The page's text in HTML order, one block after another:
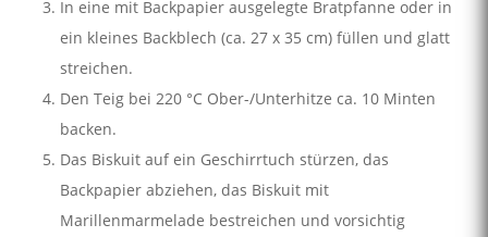
In eine mit Backpapier ausgelegte Bratpfanne oder in
ein kleines Backblech (ca. 27 x 35 cm) füllen und glatt
streichen.
Den Teig bei 220 °C Ober-/Unterhitze ca. 10 Minten
backen.
Das Biskuit auf ein Geschirrtuch stürzen, das
Backpapier abziehen, das Biskuit mit
Marillenmarmelade bestreichen und vorsichtig